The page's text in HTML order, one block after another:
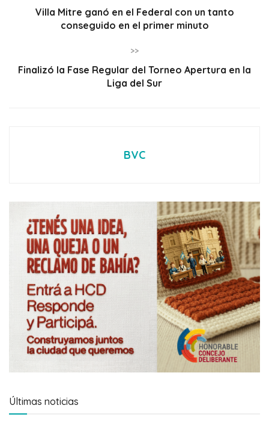
Villa Mitre ganó en el Federal con un tanto
conseguido en el primer minuto
>>
Finalizó la Fase Regular del Torneo Apertura en la
Liga del Sur
BVC
Últimas noticias